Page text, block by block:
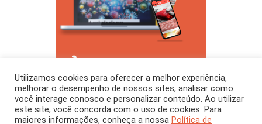
Utilizamos cookies para oferecer a melhor experiência,
melhorar o desempenho de nossos sites, analisar como
você interage conosco e personalizar conteúdo. Ao utilizar
este site, você concorda com o uso de cookies. Para
maiores informações, conheça a nossa Política de